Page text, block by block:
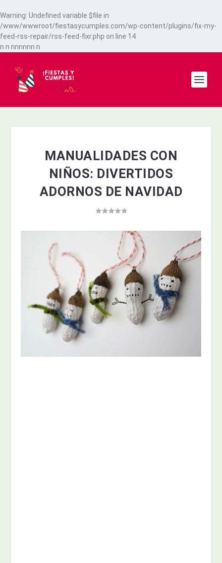
Warning: Undefined variable $file in
/www/wwwroot/fiestasycumples.com/wp-content/plugins/fix-my-
feed-rss-repair/rss-feed-fixr.php on line 14
n n nnnnnn n
MANUALIDADES CON
NIÑOS: DIVERTIDOS
ADORNOS DE NAVIDAD